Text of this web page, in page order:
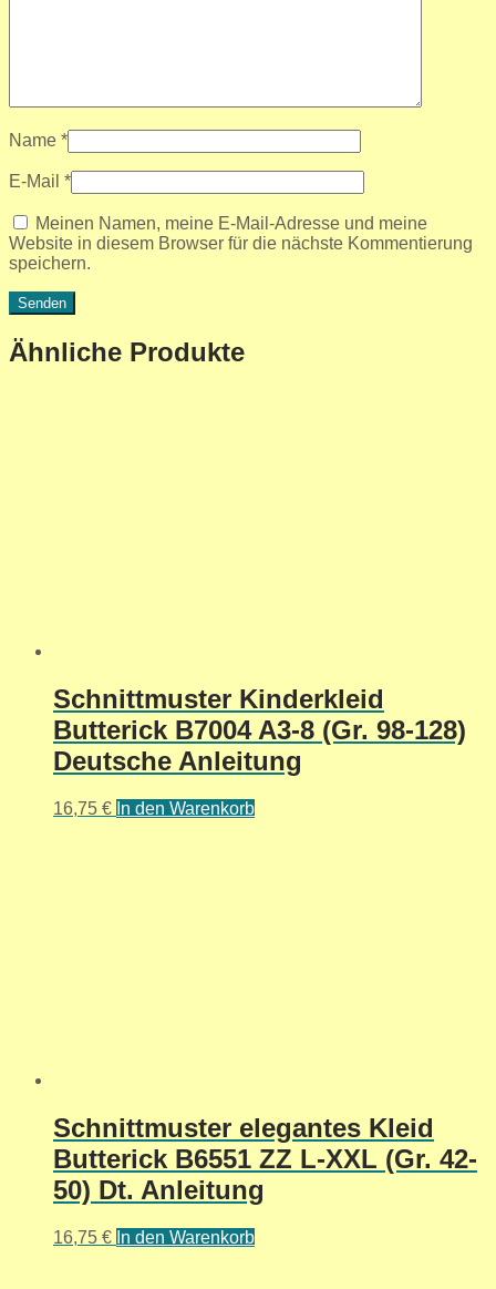
Name *
E-Mail *
Meinen Namen, meine E-Mail-Adresse und meine
Website in diesem Browser für die nächste Kommentierung
speichern.
Ähnliche Produkte
Schnittmuster Kinderkleid
Butterick B7004 A3-8 (Gr. 98-128)
Deutsche Anleitung
16,75 € In den Warenkorb
Schnittmuster elegantes Kleid
Butterick B6551 ZZ L-XXL (Gr. 42-
50) Dt. Anleitung
16,75 € In den Warenkorb